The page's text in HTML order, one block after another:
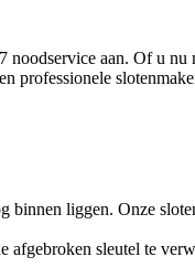
aan. Of u
professionele
liggen. Onze
afgebroken sleutel te